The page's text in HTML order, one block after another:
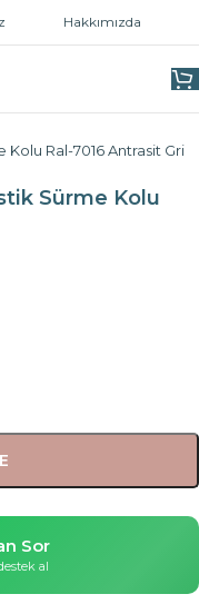
Hakkımızda
Sürme Kolu
Sor
al